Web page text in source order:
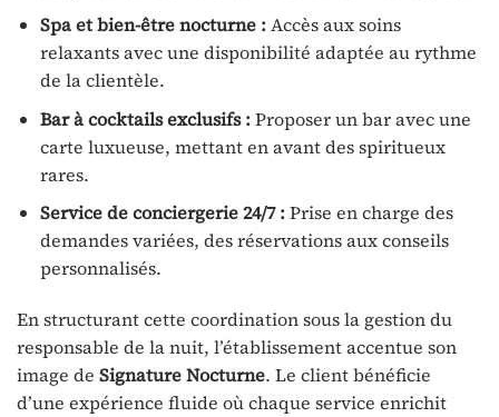
Spa et bien-être nocturne :Accès aux soins
relaxants avec une disponibilité adaptée au rythme
de la clientèle.
Bar à cocktails exclusifs :Proposer un bar avec une
carte luxueuse, mettant en avant des spiritueux
rares.
Service de conciergerie 24/7 :Prise en charge des
demandes variées, des réservations aux conseils
personnalisés.
En structurant cette coordination sous la gestion du
responsable de la nuit, l’établissement accentue son
image de Signature Nocturne. Le client bénéficie
d’une expérience fluide où chaque service enrichit